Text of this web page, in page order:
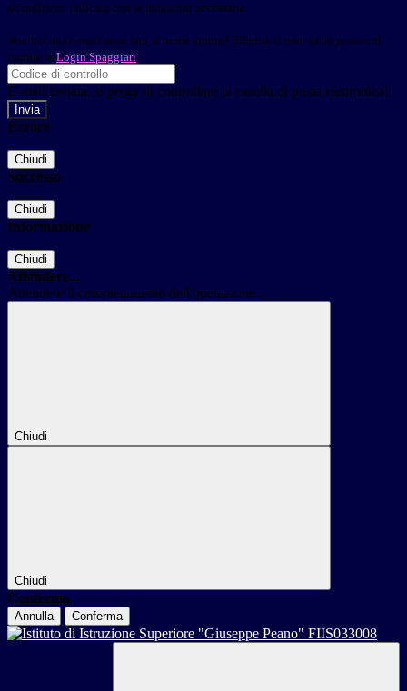
all'indirizzo indicato con le istruzioni necessarie.
Non hai una e-mail associata al nome utente? Effettua il reset della password
tramite la Login Spaggiari
E-mail inviata, si prega di controllare la casella di posta elettronica!
Errore
Chiudi
Successo
Chiudi
Informazione
Chiudi
Attendere...
Attendere il completamento dell'operazione...
Chiudi
Chiudi
Conferma
Annulla Conferma